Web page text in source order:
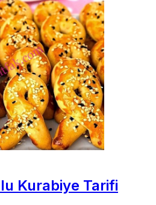
Kurabiye Tarifi